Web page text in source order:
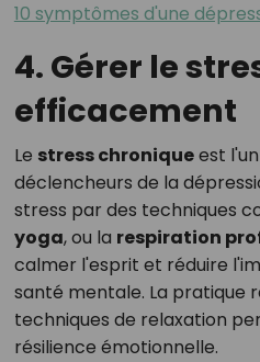
10 symptômes d'une
4. Gérer le
efficacement
Le stress chroniqueest
déclencheurs de la
stress par des techniques
yoga, ou la respiration
calmer l'esprit et réduire
santé mentale. La pratique
techniques de relaxation
résilience émotionnelle.